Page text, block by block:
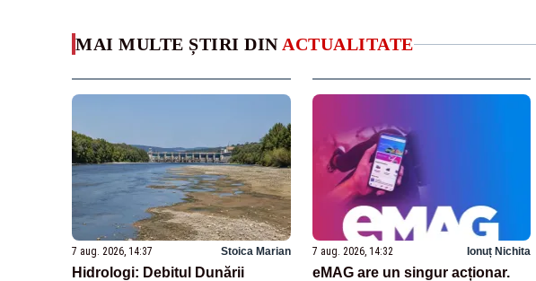
MAI MULTE ȘTIRI DIN ACTUALITATE
7 aug. 2026, 14:37 Stoica Marian
Hidrologi: Debitul Dunării
7 aug. 2026, 14:32 Ionuț Nichita
eMAG are un singur acționar.